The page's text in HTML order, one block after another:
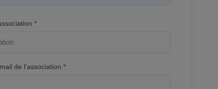
*
de l'association *